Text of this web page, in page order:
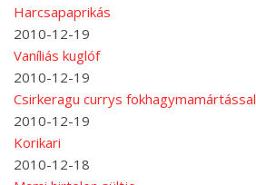
Harcsapaprikás
2010-12-19
Vaníliás kuglóf
2010-12-19
Csirkeragu currys fokhagymamártással
2010-12-19
Korikari
2010-12-18